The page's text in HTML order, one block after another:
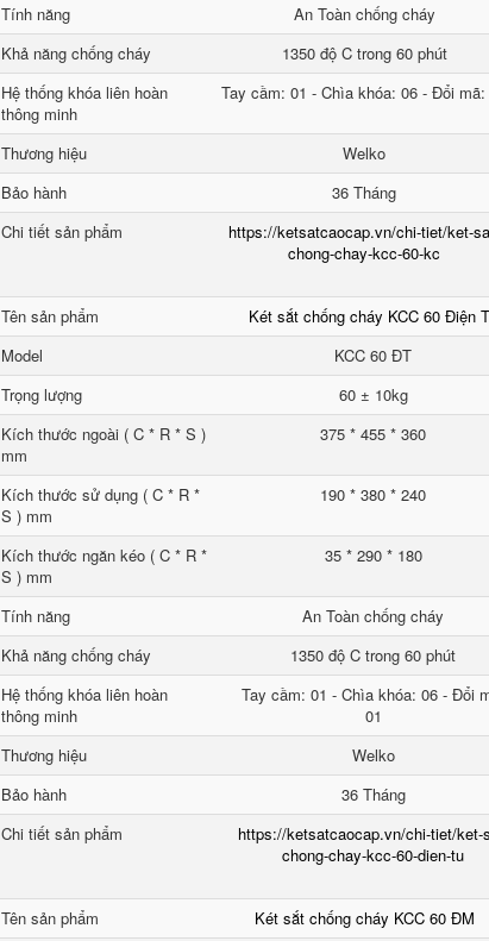
Tính năng
An Toàn chống cháy
Khả năng chống cháy
1350 độ C trong 60 phút
Hệ thống khóa liên hoàn
thông minh
Tay cầm: 01 - Chìa khóa: 06 - Đổi mã:
Thương hiệu
Welko
Bảo hành
36 Tháng
Chi tiết sản phẩm
https://ketsatcaocap.vn/chi-tiet/ket-
chong-chay-kcc-60-kc
Tên sản phẩm
Két sắt chống cháy KCC 60 Điện
Model
KCC 60 ĐT
Trọng lượng
60 ± 10kg
Kích thước ngoài ( C * R * S )
mm
375 * 455 * 360
Kích thước sử dụng ( C * R *
S ) mm
190 * 380 * 240
Kích thước ngăn kéo ( C * R *
S ) mm
35 * 290 * 180
Tính năng
An Toàn chống cháy
Khả năng chống cháy
1350 độ C trong 60 phút
Hệ thống khóa liên hoàn
thông minh
Tay cầm: 01 - Chìa khóa: 06 - Đổi
01
Thương hiệu
Welko
Bảo hành
36 Tháng
Chi tiết sản phẩm
https://ketsatcaocap.vn/chi-tiet/ket-
chong-chay-kcc-60-dien-tu
Tên sản phẩm
Két sắt chống cháy KCC 60 ĐM